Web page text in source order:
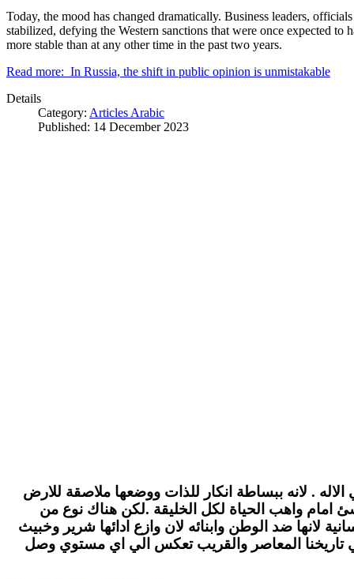
Today, the mood has changed dramatically. Business leaders,
stabilized, defying the Western sanctions that were once expected to
more stable than at any other time in the past two years.
Read more: In Russia, the shift in public opinion is unmistakable
Details
Category: Articles Arabic
Published: 14 December 2023
. لانه ببساطة انكار للذات ووضعها ملاصقة للارض
امام واهب الحياة لكل الخليقة .لكن هناك نوع من
لانها ضد الوطن وابنائه لان وازع ادائها شرير وخبيث
تاريخنا المعاصر والقريب تعكس الي اي مستوي وصل